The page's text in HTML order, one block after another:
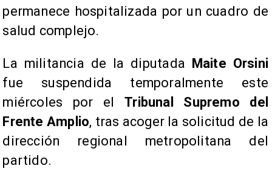
permanece hospitalizada por un cuadro de
salud complejo.
La militancia de la diputada Maite Orsini
fue suspendida temporalmente este
miércoles por elTribunal Supremo del
Frente Amplio, tras acoger la solicitud de la
dirección regional metropolitana del
partido.